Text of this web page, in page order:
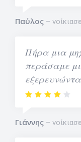
Παύλος
Πήρα μια
περάσαμε
Γιάννης